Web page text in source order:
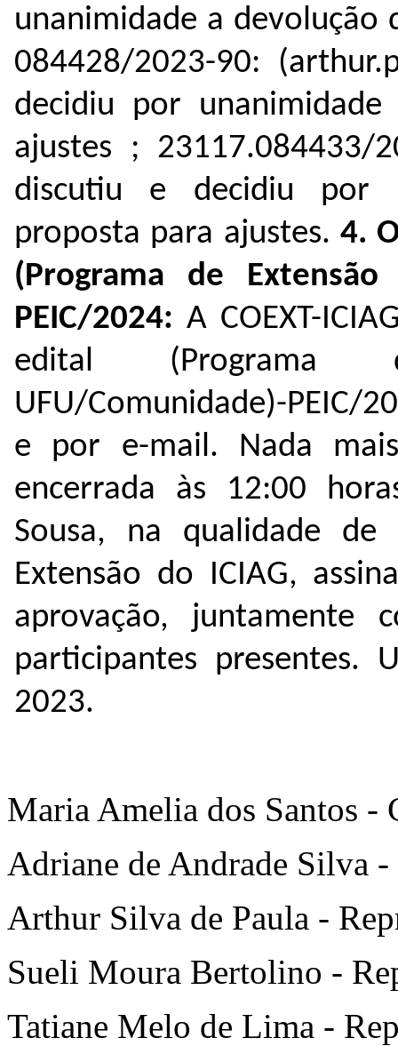
unanimidade a devolução
084428/2023-90: (
decidiu por
ajustes ; 23117.084433/
discutiu e decidiu por
proposta para ajustes. 4.
(Programa de Extensão
PEIC/2024: A COEXT-
edital (Programa
UFU/Comunidade)-PEIC/
e por e-mail.
Nada
encerrada às 12:00
Sousa, na qualidade de
Extensão do ICIAG,
aprovação, juntamente
participantes presentes.
2023.
Maria Amelia dos Santos -
Adriane de Andrade Silva -
Arthur Silva de Paula -
Sueli Moura Bertolino -
Tatiane Melo de Lima -